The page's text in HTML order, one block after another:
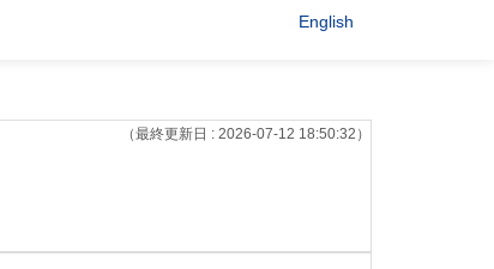
English
（最終更新日 : 2026-07-12 18:50:32）